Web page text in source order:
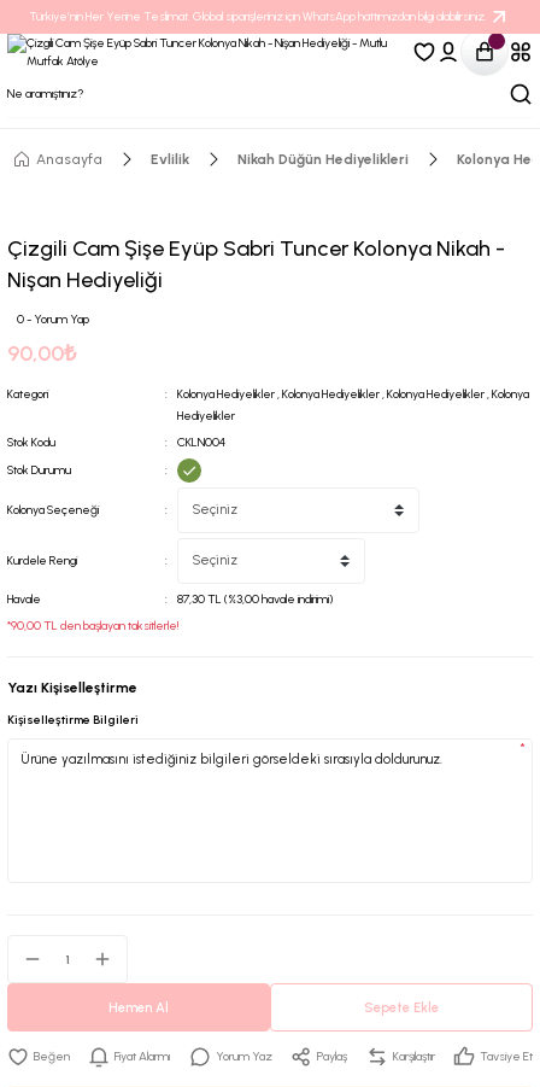
Türkiye’nin Her Yerine Teslimat. Global siparişleriniz için WhatsApp hattımızdan bilgi alabilirsiniz.
Anasayfa Evlilik Nikah Düğün Hediyelikleri Kolonya
Çizgili Cam Şişe Eyüp Sabri Tuncer Kolonya Nikah -
Nişan Hediyeliği
0 - Yorum Yap
90,00₺
Kategori Kolonya Hediyelikler,Kolonya Hediyelikler,Kolonya Hediyelikler,Kolonya
Hediyelikler
Stok Kodu
CKLN004
Stok Durumu
Kolonya Seçeneği
Kurdele Rengi
Havale
87,30 TL (%3,00 havale indirimi)
*90,00 TL den başlayan taksitlerle!
Yazı Kişiselleştirme
Kişiselleştirme Bilgileri
*
Hemen Al Sepete Ekle
Fiyat Alarmı Yorum Yaz Paylaş Karşılaştır Tavsiye Et